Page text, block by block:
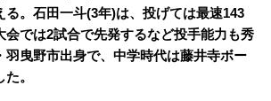
る。石田一斗(3年)は、投げては最速143
会では2試合で先発するなど投手能力も秀
羽曳野市出身で、中学時代は藤井寺ボー
。